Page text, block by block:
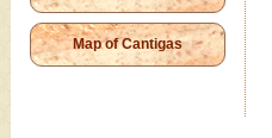
Map of Cantigas